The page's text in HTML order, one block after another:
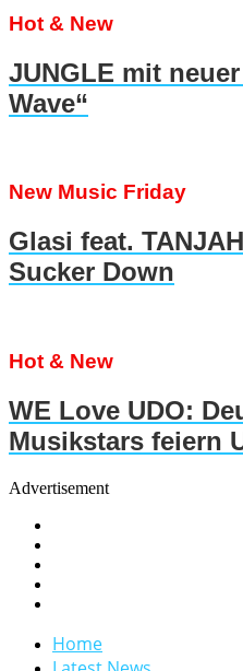
Hot & New
JUNGLE mit
Wave“
New Music Friday
Glasi feat.
Sucker Down
Hot & New
WE Love UDO:
Musikstars feiern
Advertisement
Home